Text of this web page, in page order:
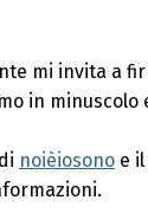
mi invita a
in minuscolo
noièiosono e